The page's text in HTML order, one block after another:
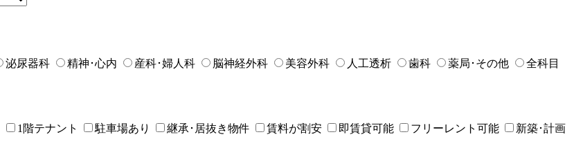
泌尿器科 精神･心内 産科･婦人科 脳神経外科 美容外科 人工透析 歯科 薬局･その他 全科目
1階テナント 駐車場あり 継承･居抜き物件 賃料が割安 即賃貸可能 フリーレント可能
新築･計画